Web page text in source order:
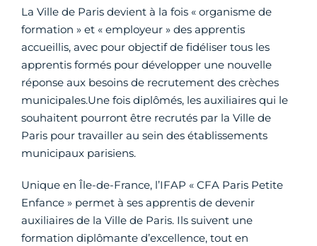
La Ville de Paris devient à la fois « organisme de
formation » et « employeur » des apprentis
accueillis, avec pour objectif de fidéliser tous les
apprentis formés pour développer une nouvelle
réponse aux besoins de recrutement des crèches
municipales.Une fois diplômés, les auxiliaires qui le
souhaitent pourront être recrutés par la Ville de
Paris pour travailler au sein des établissements
municipaux parisiens.
Unique en Île-de-France, l’IFAP « CFA Paris Petite
Enfance » permet à ses apprentis de devenir
auxiliaires de la Ville de Paris. Ils suivent une
formation diplômante d’excellence, tout en